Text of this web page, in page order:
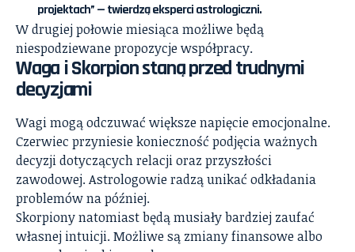
projektach” — twierdzą eksperci astrologiczni.
W drugiej połowie miesiąca możliwe będą
niespodziewane propozycje współpracy.
Waga i Skorpion staną przed trudnymi
decyzjami
Wagi mogą odczuwać większe napięcie emocjonalne.
Czerwiec przyniesie konieczność podjęcia ważnych
decyzji dotyczących relacji oraz przyszłości
zawodowej. Astrologowie radzą unikać odkładania
problemów na później.
Skorpiony natomiast będą musiały bardziej zaufać
własnej intuicji. Możliwe są zmiany finansowe albo